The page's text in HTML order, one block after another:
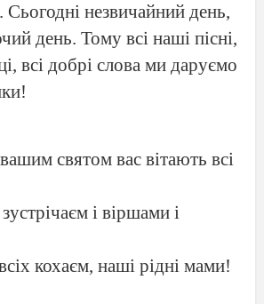
Сьогодні незвичайний день,
день. Тому всі наші пісні,
всі добрі слова ми даруємо
святом вас вітають всі
і віршами і
кохаєм, наші рідні мами!